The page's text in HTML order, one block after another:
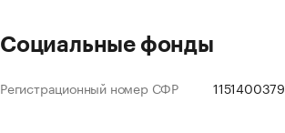
Социальные фонды
Регистрационный номер СФР 1151400379